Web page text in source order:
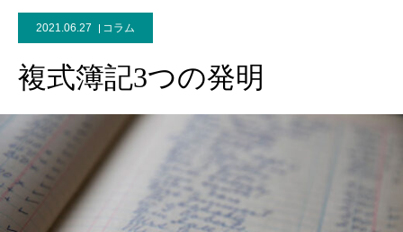
2021.06.27 コラム
複式簿記3つの発明